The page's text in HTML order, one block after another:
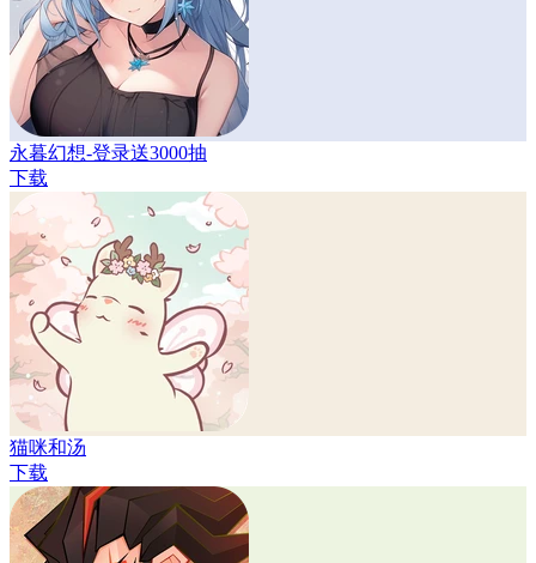
永暮幻想-登录送3000抽
下载
猫咪和汤
下载